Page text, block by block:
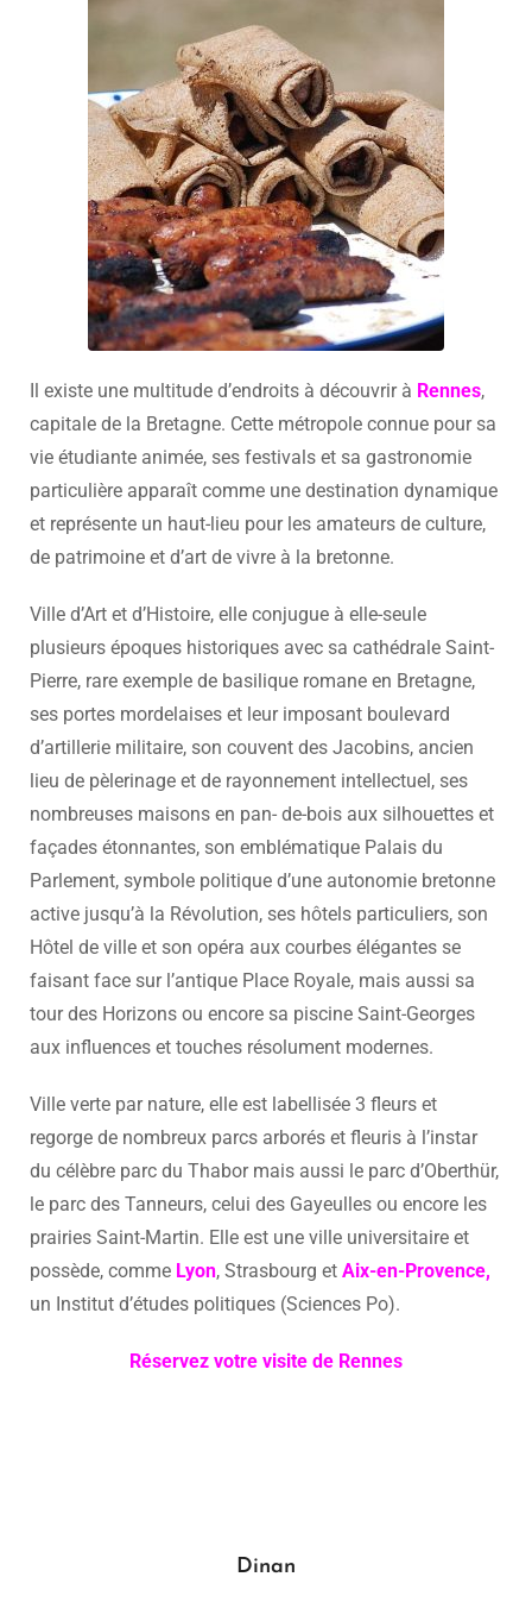
Il existe une multitude d’endroits à découvrir à Rennes,
capitale de la Bretagne. Cette métropole connue pour sa
vie étudiante animée, ses festivals et sa gastronomie
particulière apparaît comme une destination dynamique
et représente un haut-lieu pour les amateurs de culture,
de patrimoine et d’art de vivre à la bretonne.
Ville d’Art et d’Histoire, elle conjugue à elle-seule
plusieurs époques historiques avec sa cathédrale Saint-
Pierre, rare exemple de basilique romane en Bretagne,
ses portes mordelaises et leur imposant boulevard
d’artillerie militaire, son couvent des Jacobins, ancien
lieu de pèlerinage et de rayonnement intellectuel, ses
nombreuses maisons en pan- de-bois aux silhouettes et
façades étonnantes, son emblématique Palais du
Parlement, symbole politique d’une autonomie bretonne
active jusqu’à la Révolution, ses hôtels particuliers, son
Hôtel de ville et son opéra aux courbes élégantes se
faisant face sur l’antique Place Royale, mais aussi sa
tour des Horizons ou encore sa piscine Saint-Georges
aux influences et touches résolument modernes.
Ville verte par nature, elle est labellisée 3 fleurs et
regorge de nombreux parcs arborés et fleuris à l’instar
du célèbre parc du Thabor mais aussi le parc d’Oberthür,
le parc des Tanneurs, celui des Gayeulles ou encore les
prairies Saint-Martin. Elle est une ville universitaire et
possède, comme Lyon, Strasbourg et Aix-en-Provence,
un Institut d’études politiques (Sciences Po).
Réservez votre visite de Rennes
Dinan